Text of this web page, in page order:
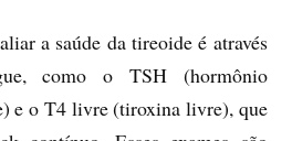
a saúde da tireoide é através
como o TSH (hormônio
e o T4 livre (tiroxina livre), que